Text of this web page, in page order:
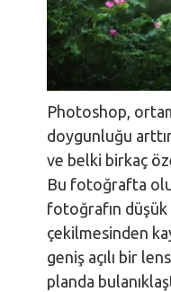
Photoshop,
doygunluğu
ve belki birkaç
Bu fotoğrafta
fotoğrafın
çekilmesinden
geniş açılı bir
planda